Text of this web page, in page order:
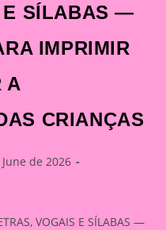
E SÍLABAS —
IMPRIMIR
A
CRIANÇAS
de 2026
VOGAIS E SÍLABAS —